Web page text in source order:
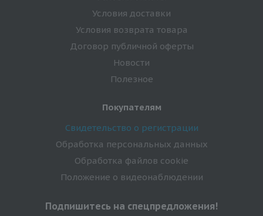
Условия доставки
Условия возврата товара
Договор публичной оферты
Новости
Полезное
Покупателям
Свидетельство о регистрации
Обработка персональных данных
Обработка файлов cookie
Положение о видеонаблюдении
Подпишитесь на спецпредложения!